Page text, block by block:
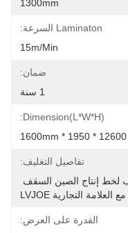
1300mm
Laminaton السرعة:
15m/min
ضمان:
1 سنة
Dimension(L*W*H):
12600 * 1950 * 1600mm
تفاصيل التغليف:
القدرة على العرض: